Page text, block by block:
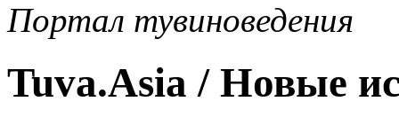
Портал тувиноведения
Tuva.Asia / Новые